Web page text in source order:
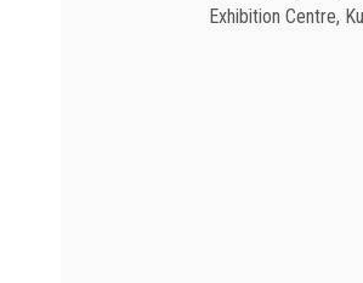
Exhibition Centre,